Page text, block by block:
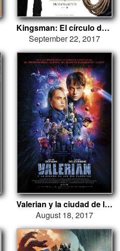
Kingsman: El círculo de oro
September 22, 2017
Valerian y la ciudad de los mil planetas
August 18, 2017